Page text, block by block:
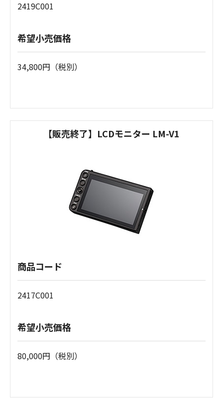
2419C001
希望小売価格
34,800円（税別）
【販売終了】LCDモニター LM-V1
商品コード
2417C001
希望小売価格
80,000円（税別）